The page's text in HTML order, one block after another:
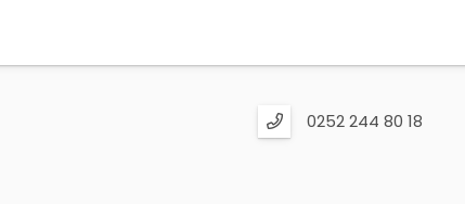
0252 244 80 18